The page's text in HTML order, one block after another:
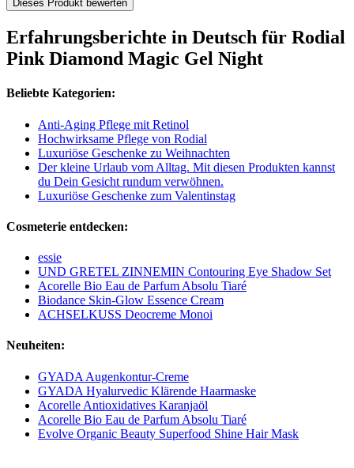
Dieses Produkt bewerten
Erfahrungsberichte in Deutsch für Rodial
Pink Diamond Magic Gel Night
Beliebte Kategorien:
Anti-Aging Pflege mit Retinol
Hochwirksame Pflege von Rodial
Luxuriöse Geschenke zu Weihnachten
Der kleine Urlaub vom Alltag. Mit diesen Produkten kannst
du Dein Gesicht rundum verwöhnen.
Luxuriöse Geschenke zum Valentinstag
Cosmeterie entdecken:
essie
UND GRETEL ZINNEMIN Contouring Eye Shadow Set
Acorelle Bio Eau de Parfum Absolu Tiaré
Biodance Skin-Glow Essence Cream
ACHSELKUSS Deocreme Monoi
Neuheiten:
GYADA Augenkontur-Creme
GYADA Hyalurvedic Klärende Haarmaske
Acorelle Antioxidatives Karanjaöl
Acorelle Bio Eau de Parfum Absolu Tiaré
Evolve Organic Beauty Superfood Shine Hair Mask